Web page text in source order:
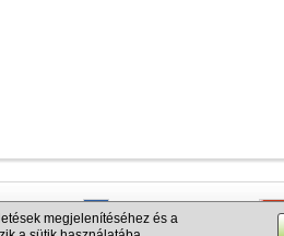
+380 50 337-20-47
megjelenítéséhez és a